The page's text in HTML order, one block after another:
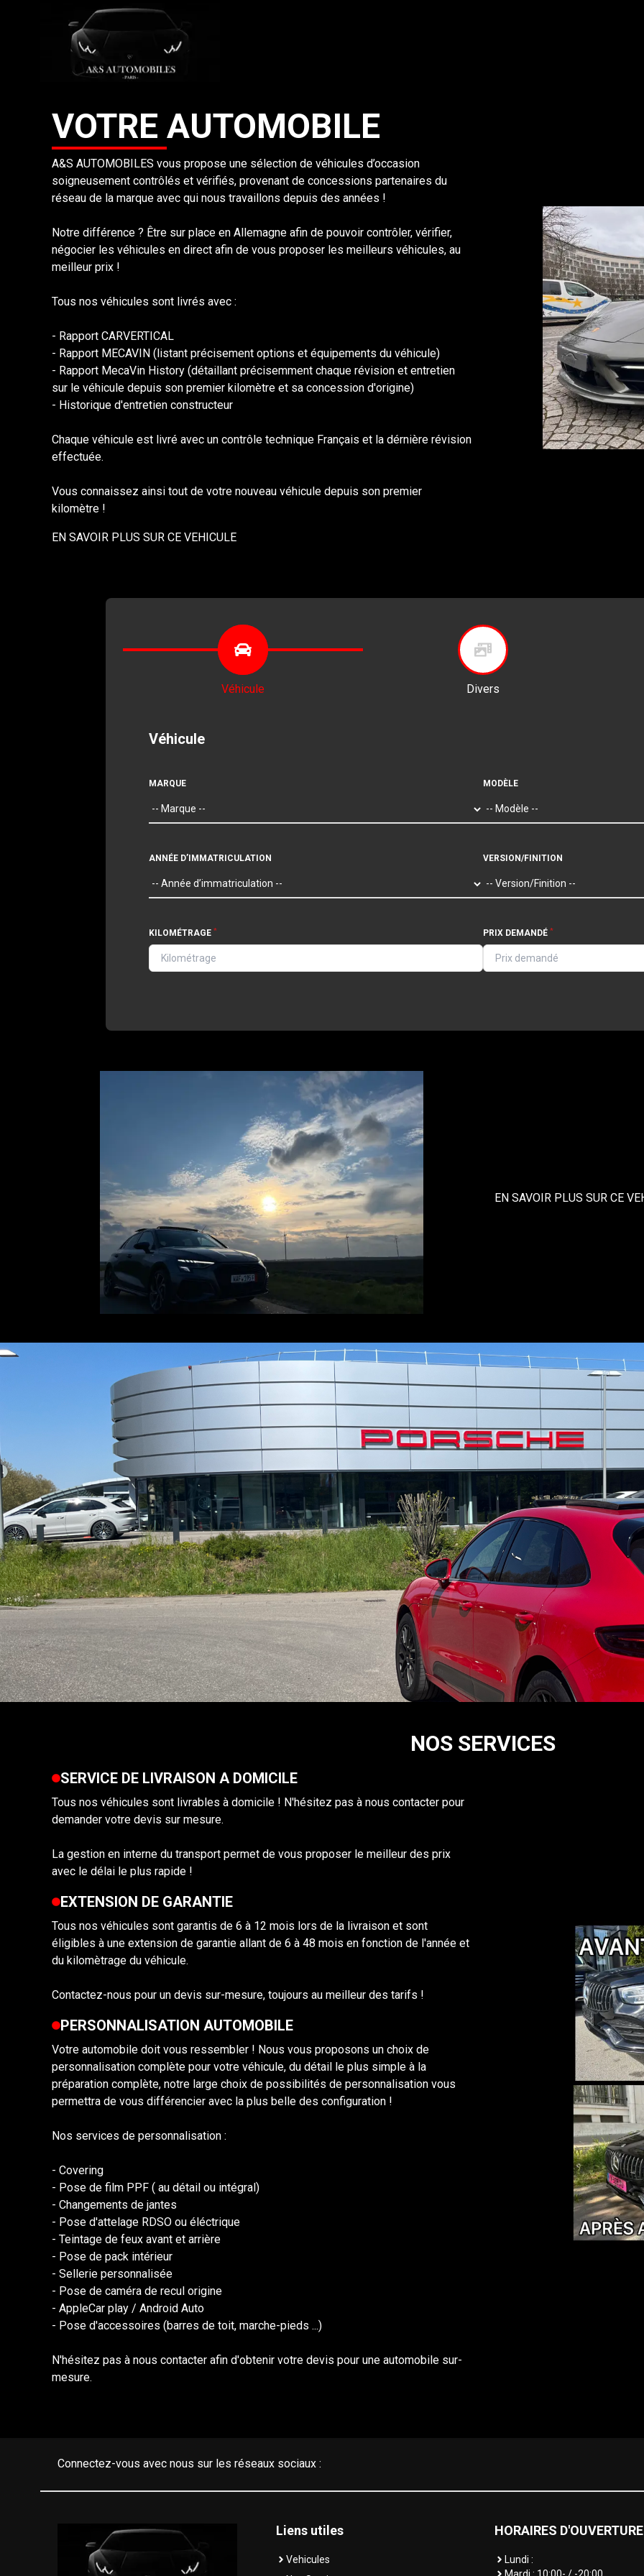
VOTRE AUTOMOBILE
A&S AUTOMOBILES vous propose une sélection de véhicules d’occasion
soigneusement contrôlés et vérifiés, provenant de concessions partenaires du
réseau de la marque avec qui nous travaillons depuis des années !
Notre différence ? Être sur place en Allemagne afin de pouvoir contrôler, vérifier,
négocier les véhicules en direct afin de vous proposer les meilleurs véhicules, au
meilleur prix !
Tous nos véhicules sont livrés avec :
- Rapport CARVERTICAL
- Rapport MECAVIN (listant précisement options et équipements du véhicule)
- Rapport MecaVin History (détaillant précisemment chaque révision et entretien
sur le véhicule depuis son premier kilomètre et sa concession d'origine)
- Historique d'entretien constructeur
Chaque véhicule est livré avec un contrôle technique Français et la dérnière révision
effectuée.
Vous connaissez ainsi tout de votre nouveau véhicule depuis son premier
kilomètre !
EN SAVOIR PLUS SUR CE VEHICULE
Véhicule Divers
Véhicule
MARQUE MODÈLE
ANNÉE D’IMMATRICULATION VERSION/FINITION
KILOMÉTRAGE * PRIX DEMANDÉ *
EN SAVOIR PLUS SUR CE
NOS SERVICES
SERVICE DE LIVRAISON A DOMICILE
Tous nos véhicules sont livrables à domicile ! N'hésitez pas à nous contacter pour
demander votre devis sur mesure.
La gestion en interne du transport permet de vous proposer le meilleur des prix
avec le délai le plus rapide !
EXTENSION DE GARANTIE
Tous nos véhicules sont garantis de 6 à 12 mois lors de la livraison et sont
éligibles à une extension de garantie allant de 6 à 48 mois en fonction de l'année et
du kilomètrage du véhicule.
Contactez-nous pour un devis sur-mesure, toujours au meilleur des tarifs !
PERSONNALISATION AUTOMOBILE
Votre automobile doit vous ressembler ! Nous vous proposons un choix de
personnalisation complète pour votre véhicule, du détail le plus simple à la
préparation complète, notre large choix de possibilités de personnalisation vous
permettra de vous différencier avec la plus belle des configuration !
Nos services de personnalisation :
- Covering
- Pose de film PPF ( au détail ou intégral)
- Changements de jantes
- Pose d'attelage RDSO ou éléctrique
- Teintage de feux avant et arrière
- Pose de pack intérieur
- Sellerie personnalisée
- Pose de caméra de recul origine
- AppleCar play / Android Auto
- Pose d'accessoires (barres de toit, marche-pieds ...)
N'hésitez pas à nous contacter afin d'obtenir votre devis pour une automobile sur-
mesure.
Connectez-vous avec nous sur les réseaux sociaux :
Liens utiles
Vehicules
HORAIRES D'OUVERTURE
Lundi :
Mardi : 10:00- / -20:00